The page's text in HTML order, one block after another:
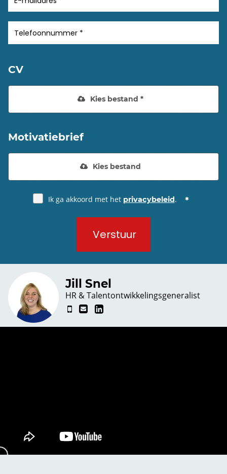
Jill Snel
HR & Talentontwikkelingsgeneralist
CV
Kies bestand *
Motivatiebrief
Kies bestand
Ik ga akkoord met het privacybeleid .
Verstuur